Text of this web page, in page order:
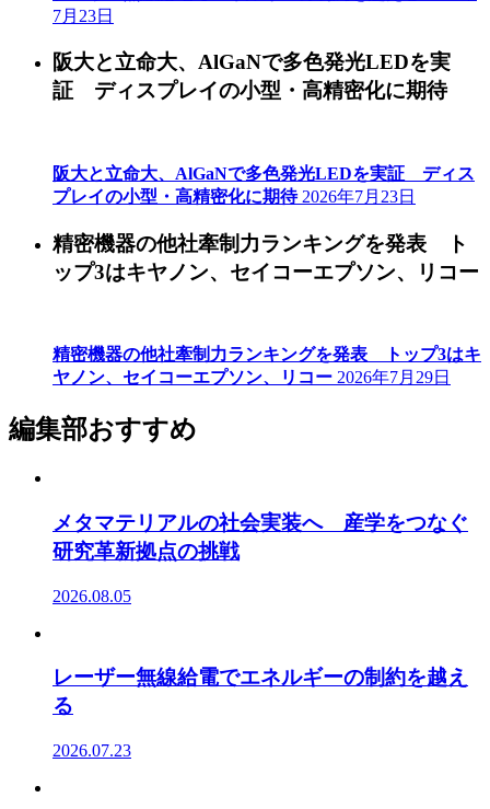
7月23日
阪大と立命大、AlGaNで多色発光LEDを実
証 ディスプレイの小型・高精密化に期待
阪大と立命大、AlGaNで多色発光LEDを実証 ディス
プレイの小型・高精密化に期待 2026年7月23日
精密機器の他社牽制力ランキングを発表 ト
ップ3はキヤノン、セイコーエプソン、リコー
精密機器の他社牽制力ランキングを発表 トップ3はキ
ヤノン、セイコーエプソン、リコー 2026年7月29日
編集部おすすめ
メタマテリアルの社会実装へ 産学をつなぐ
研究革新拠点の挑戦
2026.08.05
レーザー無線給電でエネルギーの制約を越え
る
2026.07.23